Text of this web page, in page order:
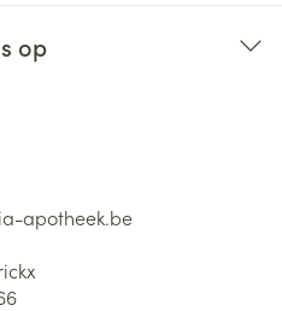
op
apotheek.be